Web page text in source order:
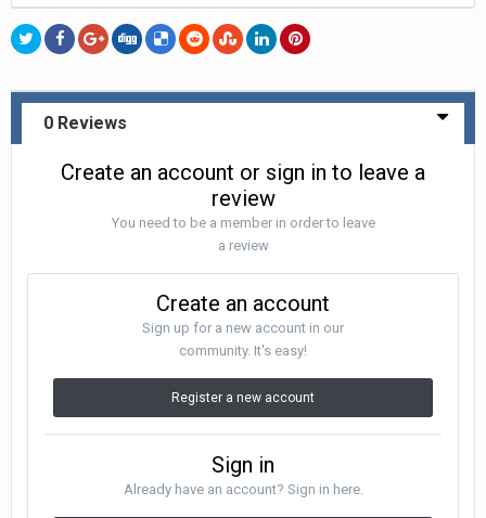
0 Reviews
Create an account or sign in to leave a
review
You need to be a member in order to leave
a review
Create an account
Sign up for a new account in our
community. It's easy!
Register a new account
Sign in
Already have an account? Sign in here.